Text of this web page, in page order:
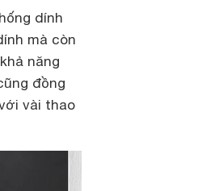
dính
mà còn
năng
đồng
vài thao